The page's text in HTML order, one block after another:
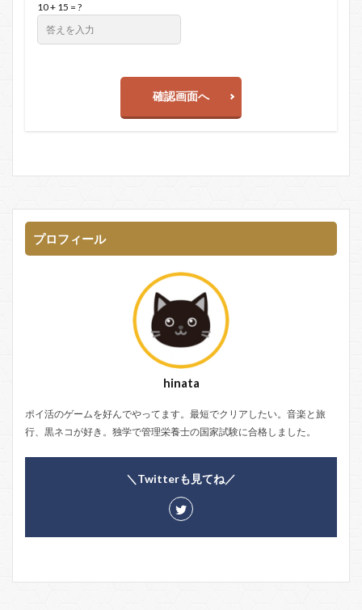
10 + 15 = ?
確認画面へ
プロフィール
hinata
ポイ活のゲームを好んでやってます。最短でクリアしたい。音楽と旅
行、黒ネコが好き。独学で管理栄養士の国家試験に合格しました。
＼Twitterも見てね／